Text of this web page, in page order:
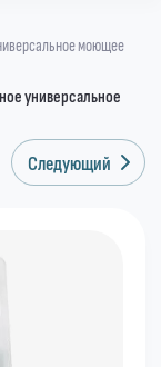
моющее
универсальное
Следующий